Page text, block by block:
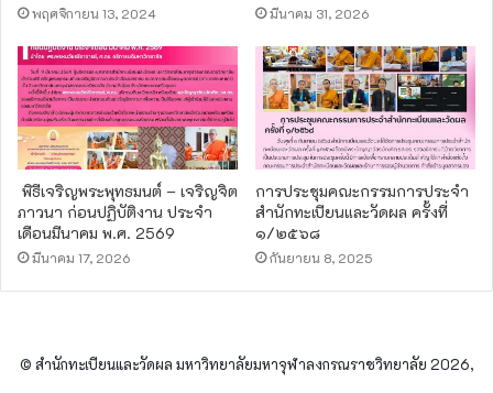
พฤศจิกายน 13, 2024 มีนาคม 31, 2026
พิธีเจริญพระพุทธมนต์ – เจริญจิต
ภาวนา ก่อนปฏิบัติงาน ประจำ
เดือนมีนาคม พ.ศ. 2569
มีนาคม 17, 2026
การประชุมคณะกรรมการประจำ
สำนักทะเบียนและวัดผล ครั้งที่
๑/๒๕๖๘
กันยายน 8, 2025
© สำนักทะเบียนและวัดผล มหาวิทยาลัยมหาจุฬาลงกรณราชวิทยาลัย 2026,